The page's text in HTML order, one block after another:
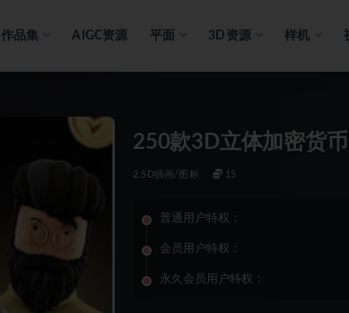
作品集 AIGC资源 平面 3D资源 样机
250款3D立体加密货
2.5D插画/图标 15
普通用户特权：
会员用户特权：
永久会员用户特权：